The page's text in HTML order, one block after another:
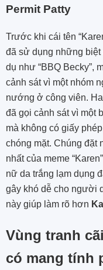
Permit Patty
Trước khi cái tên
đã sử dụng những
dụ như “BBQ Becky”,
cảnh sát vì một nhóm
nướng ở công viên.
đã gọi cảnh sát vì một
mà không có giấy
chóng mặt. Chúng đặt
nhất của meme
nữ da trắng lạm dụng
gây khó dễ cho người
này giúp làm rõ hơn
Vùng tranh
có mang tính